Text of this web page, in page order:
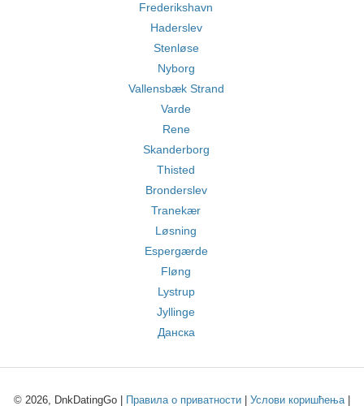
Frederikshavn
Haderslev
Stenløse
Nyborg
Vallensbæk Strand
Varde
Rene
Skanderborg
Thisted
Bronderslev
Tranekær
Løsning
Espergærde
Fløng
Lystrup
Jyllinge
Данска
© 2026, DnkDatingGo | Правила о приватности Услови коришћења|